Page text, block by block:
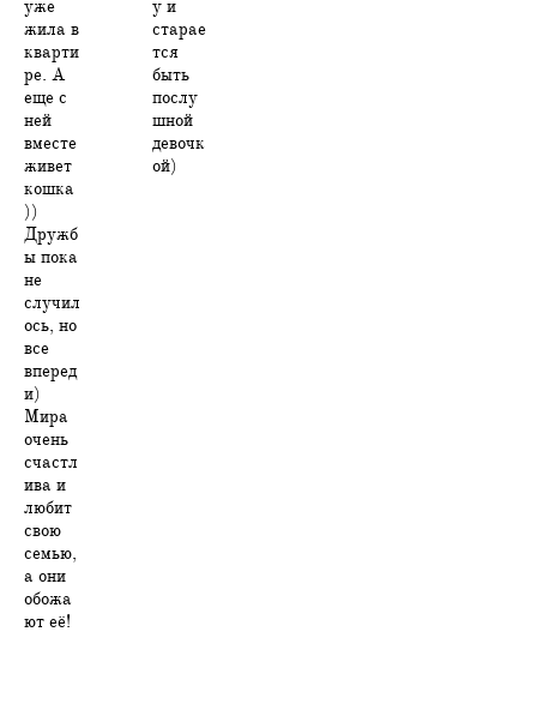
уже
жила в
кварти
ре. А
еще с
ней
вместе
живет
кошка
))
Дружб
ы пока
не
случил
ось, но
все
вперед
и)
Мира
очень
счастл
ива и
любит
свою
семью,
а они
обожа
ют её!
у и
старае
тся
быть
послу
шной
девочк
ой)